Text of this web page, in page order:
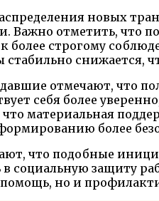
новых
Важно отметить, что
более строгому
стабильно снижается,
отмечают, что
себя более
материальная
более
что подобные
в социальную защиту
но и